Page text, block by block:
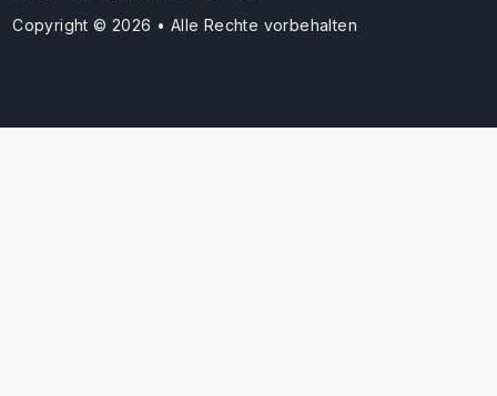
Copyright © 2026 • Alle Rechte vorbehalten